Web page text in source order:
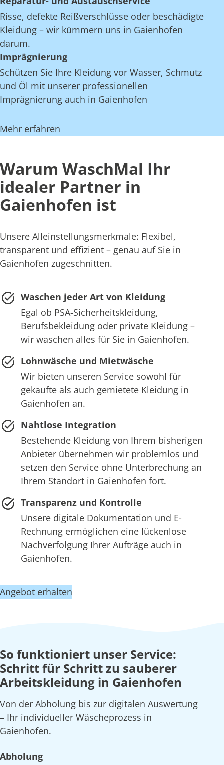
Risse, defekte Reißverschlüsse oder beschädigte
Kleidung – wir kümmern uns in Gaienhofen
darum.
Imprägnierung
Schützen Sie Ihre Kleidung vor Wasser, Schmutz
und Öl mit unserer professionellen
Imprägnierung auch in Gaienhofen
Mehr erfahren
Warum WaschMal Ihr
idealer Partner in
Gaienhofen ist
Unsere Alleinstellungsmerkmale: Flexibel,
transparent und effizient – genau auf Sie in
Gaienhofen zugeschnitten.
Waschen jeder Art von Kleidung
Egal ob PSA-Sicherheitskleidung,
Berufsbekleidung oder private Kleidung –
wir waschen alles für Sie in Gaienhofen.
Lohnwäsche und Mietwäsche
Wir bieten unseren Service sowohl für
gekaufte als auch gemietete Kleidung in
Gaienhofen an.
Nahtlose Integration
Bestehende Kleidung von Ihrem bisherigen
Anbieter übernehmen wir problemlos und
setzen den Service ohne Unterbrechung an
Ihrem Standort in Gaienhofen fort.
Transparenz und Kontrolle
Unsere digitale Dokumentation und E-
Rechnung ermöglichen eine lückenlose
Nachverfolgung Ihrer Aufträge auch in
Gaienhofen.
Angebot erhalten
So funktioniert unser Service:
Schritt für Schritt zu sauberer
Arbeitskleidung in Gaienhofen
Von der Abholung bis zur digitalen Auswertung
– Ihr individueller Wäscheprozess in
Gaienhofen.
Abholung